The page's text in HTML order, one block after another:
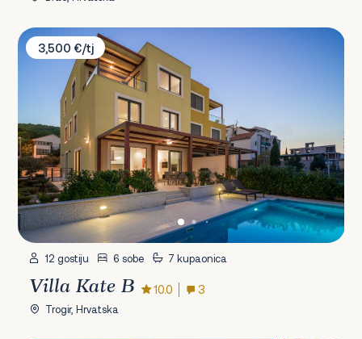
Villa Kate B
3,500 €/tj
12 gostiju 6 sobe 7 kupaonica
Villa Kate B 10.0 3
Trogir, Hrvatska